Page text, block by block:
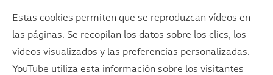
Estas cookies permiten que se reproduzcan vídeos en
las páginas. Se recopilan los datos sobre los clics, los
vídeos visualizados y las preferencias personalizadas.
YouTube utiliza esta información sobre los visitantes